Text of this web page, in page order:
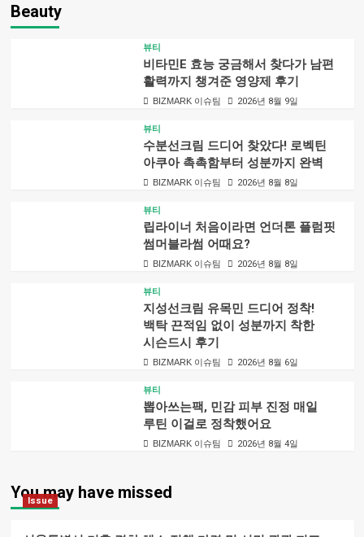
Beauty
뷰티
비타민E 효능 궁금해서 찾다가 남편
활력까지 챙겨준 영양제 후기
BIZMARK 이슈팀 2026년 8월 9일
뷰티
수분선크림 드디어 찾았다! 로벡틴
아쿠아 촉촉함부터 성분까지 완벽
BIZMARK 이슈팀 2026년 8월 8일
뷰티
립라이너 처음이라면 언더톤 플럼핏
썸머블라썸 어때요?
BIZMARK 이슈팀 2026년 8월 8일
뷰티
지성선크림 유목민 드디어 정착!
백탁 끈적임 없이 성분까지 착한
시슨드시 후기
BIZMARK 이슈팀 2026년 8월 6일
뷰티
뽑아쓰는팩, 민감 피부 진정 매일
루틴 이걸로 정착했어요
BIZMARK 이슈팀 2026년 8월 4일
You may have missed
Issue